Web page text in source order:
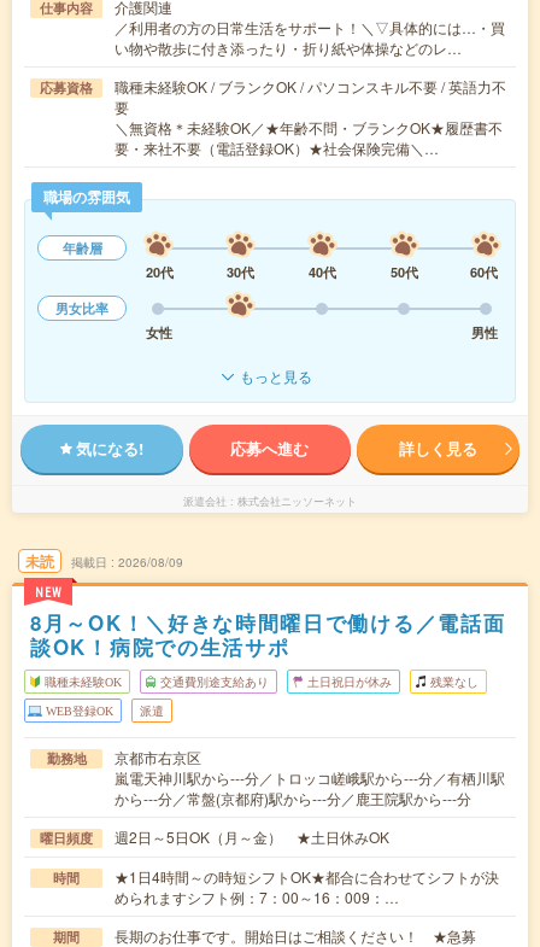
仕事内容
介護関連
／利用者の方の日常生活をサポート！＼▽具体的には…・買
い物や散歩に付き添ったり・折り紙や体操などのレ…
応募資格
職種未経験OK / ブランクOK / パソコンスキル不要 / 英語力不
要
＼無資格＊未経験OK／★年齢不問・ブランクOK★履歴書不
要・来社不要（電話登録OK）★社会保険完備＼…
職場の雰囲気
年齢層
20代
30代 40代 50代
60代
男女比率
女性
男性
もっと見る
気になる! 応募へ進む 詳しく見る
派遣会社 株式会社ニッソーネット
未読
NEW
掲載日 2026/08/09
8月～OK！＼好きな時間曜日で働ける／電話面
談OK！病院での生活サポ
職種未経験OK 交通費別途支給あり 土日祝日が休み 残業なし
WEB登録OK 派遣
勤務地
京都市右京区
嵐電天神川駅から---分／トロッコ嵯峨駅から---分／有栖川駅
から---分／常盤(京都府)駅から---分／鹿王院駅から---分
曜日頻度 週2日～5日OK（月～金） ★土日休みOK
時間
★1日4時間～の時短シフトOK★都合に合わせてシフトが決
められますシフト例：7：00～16：009：…
期間 長期のお仕事です。開始日はご相談ください！ ★急募